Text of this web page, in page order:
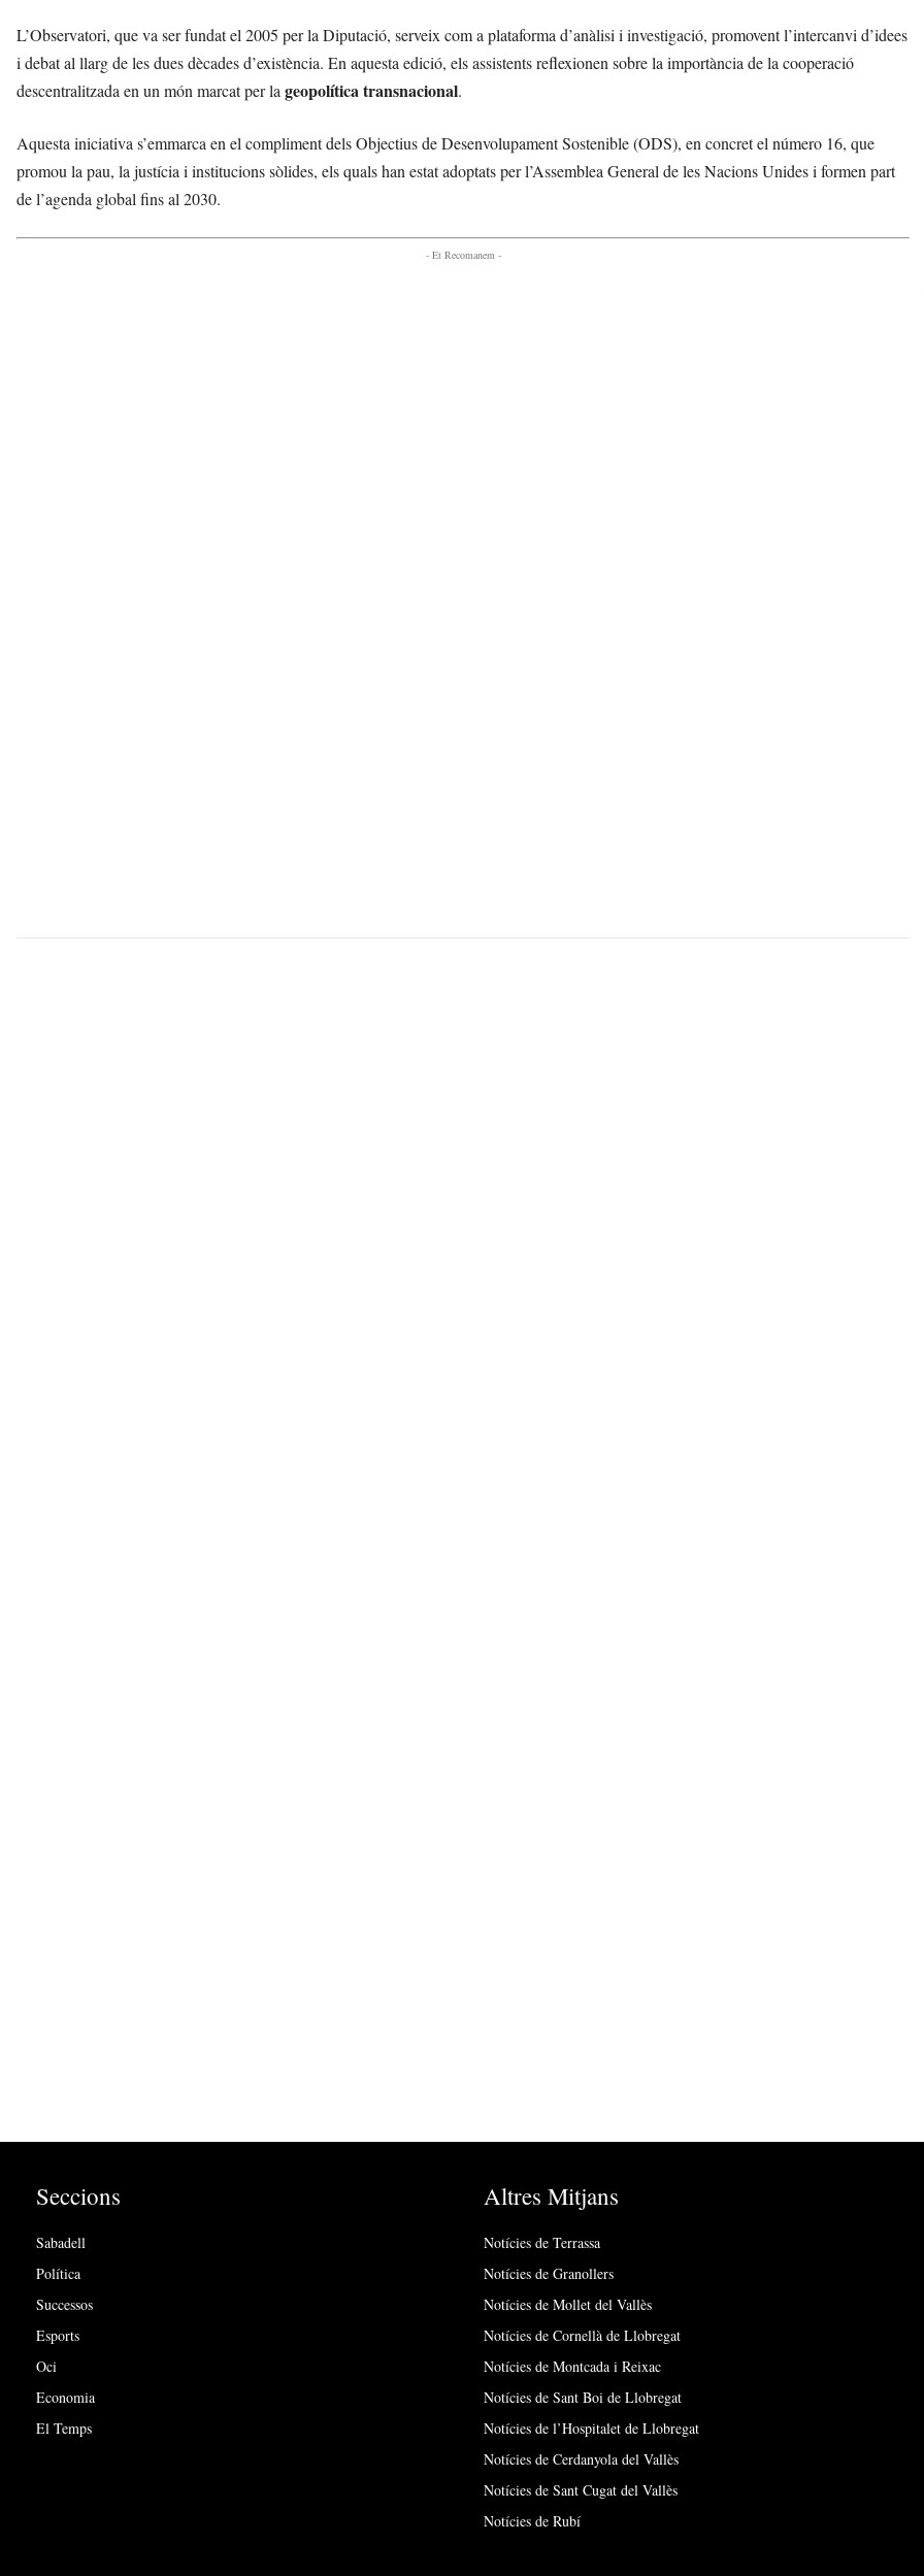
L’Observatori, que va ser fundat el 2005 per la Diputació, serveix com a plataforma d’anàlisi i investigació, promovent l’intercanvi d’idees
i debat al llarg de les dues dècades d’existència. En aquesta edició, els assistents reflexionen sobre la importància de la cooperació
descentralitzada en un món marcat per lageopolítica transnacional.
Aquesta iniciativa s’emmarca en el compliment dels Objectius de Desenvolupament Sostenible (ODS), en concret el número 16, que
promou la pau, la justícia i institucions sòlides, els quals han estat adoptats per l’Assemblea General de les Nacions Unides i formen part
de l’agenda global fins al 2030.
- Et Recomanem -
Seccions
Sabadell
Política
Successos
Esports
Oci
Economia
El Temps
Altres Mitjans
Notícies de Terrassa
Notícies de Granollers
Notícies de Mollet del Vallès
Notícies de Cornellà de Llobregat
Notícies de Montcada i Reixac
Notícies de Sant Boi de Llobregat
Notícies de l’Hospitalet de Llobregat
Notícies de Cerdanyola del Vallès
Notícies de Sant Cugat del Vallès
Notícies de Rubí